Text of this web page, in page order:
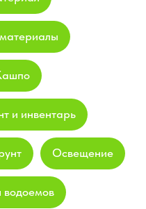
и инвентарь
Освещение